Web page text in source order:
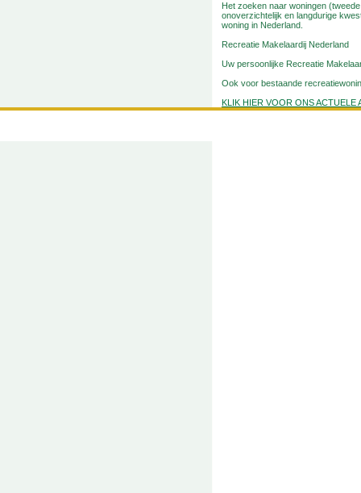
Het zoeken naar woningen
onoverzichtelijk en langdurige
woning in Nederland.
Recreatie Makelaardij Nederland
Uw persoonlijke Recreatie
Ook voor bestaande
KLIK HIER VOOR ONS ACTUELE